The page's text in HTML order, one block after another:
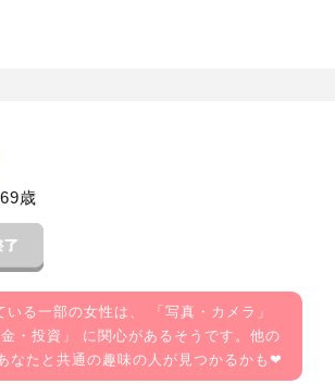
歳
いる一部の女性は、 「 写真・カメラ 」
・投資 」 に関心があるそうです。他の
なたと共通の趣味の人が見つかるかも❤